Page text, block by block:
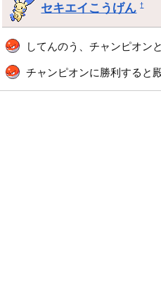
セキエイこうげん †
してんのう、チャンピオン
チャンピオンに勝利すると